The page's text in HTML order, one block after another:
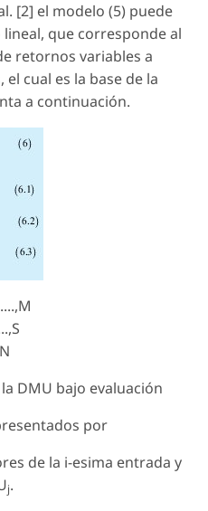
[2] el modelo (5) puede
que corresponde al
retornos variables a
cual es la base de la
a continuación.
DMU bajo evaluación
por
de la i-esima entrada y
j.